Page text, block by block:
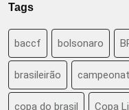
Tags
baccf bolsonaro
brasileirão
copa do brasil Copa